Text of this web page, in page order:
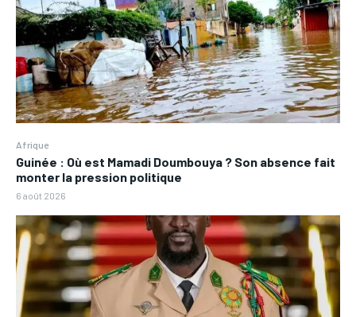
Afrique
Guinée : Où est Mamadi Doumbouya ? Son absence fait
monter la pression politique
6 août 2026